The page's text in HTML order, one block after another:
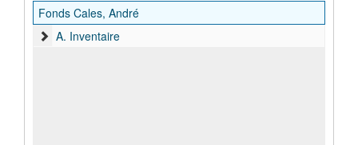
Fonds Cales, André
A. Inventaire